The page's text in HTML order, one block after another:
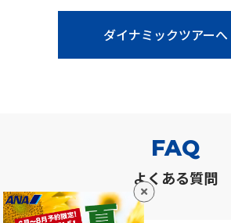
ダイナミックツアーへ
FAQ
よくある質問